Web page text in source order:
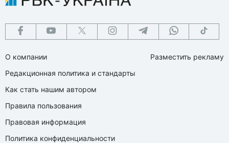
О компании
Редакционная политика и стандарты
Как стать нашим автором
Правила пользования
Правовая информация
Политика конфиденциальности
Разместить рекламу